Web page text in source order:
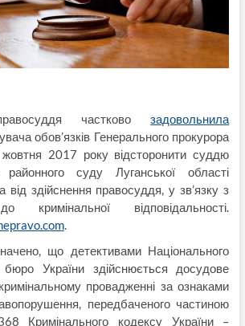
частковозадовольнила
обов’язків Генерального прокурора
2017 року відсторонити суддю
районного суду Луганської області
здійснення правосуддя, у зв’язку з
кримінальної відповідальності.
.
що детективами Національного
бюро України здійснюється досудове
провадженні за ознаками
передбаченого частиною
Кримінального кодексу України –